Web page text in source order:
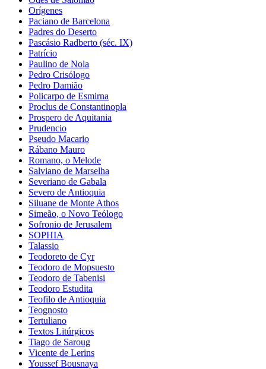
Orígenes
Paciano de Barcelona
Padres do Deserto
Pascásio Radberto (séc. IX)
Patrício
Paulino de Nola
Pedro Crisólogo
Pedro Damião
Policarpo de Esmirna
Proclus de Constantinopla
Prospero de Aquitania
Prudencio
Pseudo Macario
Rábano Mauro
Romano, o Melode
Salviano de Marselha
Severiano de Gabala
Severo de Antioquia
Siluane de Monte Athos
Simeão, o Novo Teólogo
Sofronio de Jerusalem
SOPHIA
Talassio
Teodoreto de Cyr
Teodoro de Mopsuesto
Teodoro de Tabenisi
Teodoro Estudita
Teofilo de Antioquia
Teognosto
Tertuliano
Textos Litúrgicos
Tiago de Saroug
Vicente de Lerins
Youssef Bousnaya